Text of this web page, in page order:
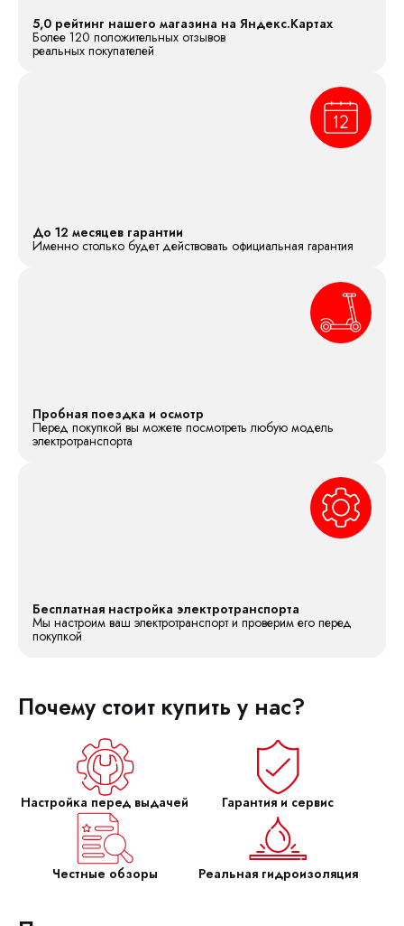
5,0 рейтинг нашего магазина на Яндекс.Картах
Более 120 положительных отзывов
реальных покупателей
До 12 месяцев гарантии
Именно столько будет действовать официальная гарантия
Пробная поездка и осмотр
Перед покупкой вы можете посмотреть любую модель
электротранспорта
Бесплатная настройка электротранспорта
Мы настроим ваш электротранспорт и проверим его перед
покупкой
Почему стоит купить у нас?
Настройка перед выдачей Гарантия и сервис
Честные обзоры Реальная гидроизоляция